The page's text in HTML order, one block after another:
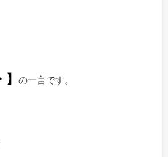
の一言です。